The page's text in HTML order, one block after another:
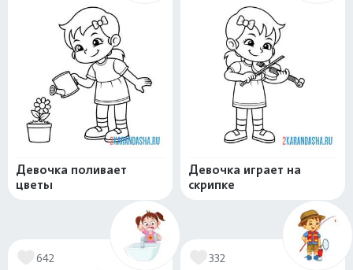
Девочка поливает
цветы
Девочка играет на
скрипке
642 332